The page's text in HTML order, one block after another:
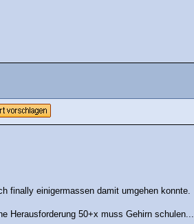
finally einigermassen damit umgehen konnte.
Herausforderung 50+x muss Gehirn schulen...